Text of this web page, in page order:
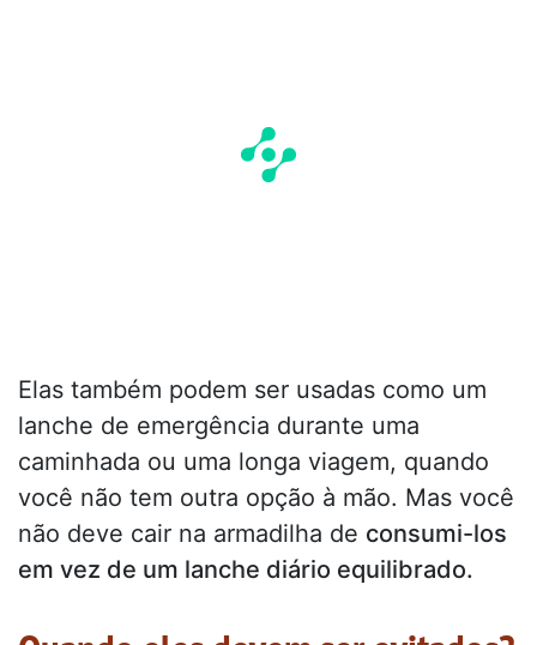
Elas também podem ser usadas como um
lanche de emergência durante uma
caminhada ou uma longa viagem, quando
você não tem outra opção à mão. Mas você
não deve cair na armadilha de consumi-los
em vez de um lanche diário equilibrado.